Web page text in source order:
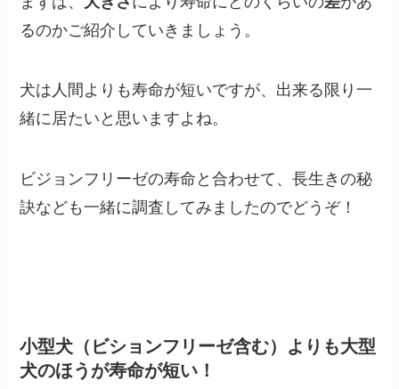
るのかご紹介していきましょう。
犬は人間よりも寿命が短いですが、出来る限り一
緒に居たいと思いますよね。
ビジョンフリーゼの寿命と合わせて、長生きの秘
訣なども一緒に調査してみましたのでどうぞ！
小型犬（ビションフリーゼ含む）よりも大型
犬のほうが寿命が短い！